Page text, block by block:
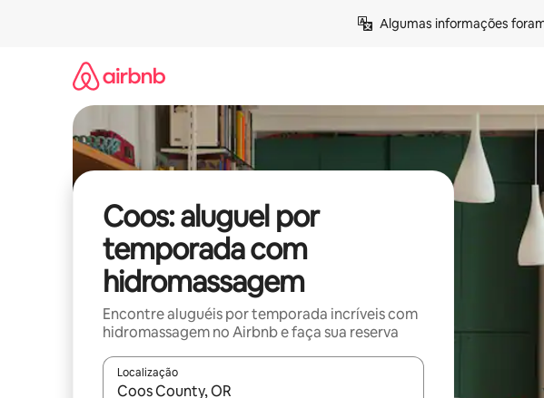
Algumas informações
Coos: aluguel por
temporada com
hidromassagem
Encontre aluguéis por temporada incríveis com
hidromassagem no Airbnb e faça sua reserva
Localização
Quando os resultados estiverem disponíveis, explore-os usando as